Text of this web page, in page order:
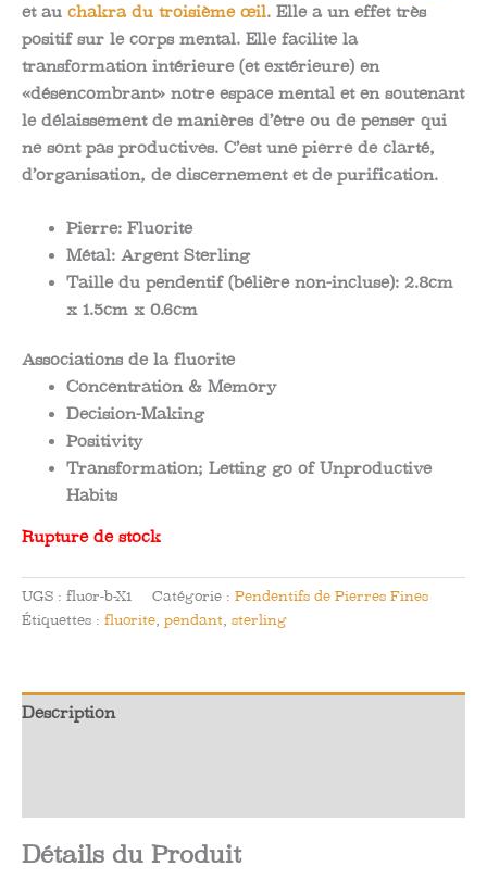
et au chakra du troisième œil. Elle a un effet très
positif sur le corps mental. Elle facilite la
transformation intérieure (et extérieure) en
«désencombrant» notre espace mental et en soutenant
le délaissement de manières d’être ou de penser qui
ne sont pas productives. C’est une pierre de clarté,
d’organisation, de discernement et de purification.
Pierre: Fluorite
Métal: Argent Sterling
Taille du pendentif (bélière non-incluse): 2.8cm
x 1.5cm x 0.6cm
Associations de la fluorite
Concentration & Memory
Decision-Making
Positivity
Transformation; Letting go of Unproductive
Habits
Rupture de stock
UGS : fluor-b-X1 Catégorie : Pendentifs de Pierres Fines
Étiquettes : fluorite, pendant, sterling
Description
Détails du Produit